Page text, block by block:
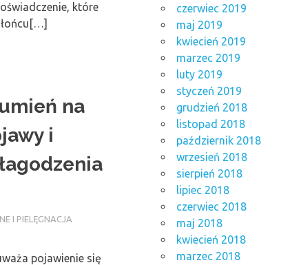
które
na
i
I PIELĘGNACJA
pojawienie się
czerwiec 2019
maj 2019
kwiecień 2019
marzec 2019
luty 2019
styczeń 2019
grudzień 2018
listopad 2018
październik 2018
wrzesień 2018
sierpień 2018
lipiec 2018
czerwiec 2018
maj 2018
kwiecień 2018
marzec 2018